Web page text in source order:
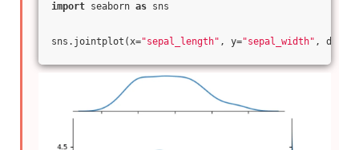
import seaborn as sns
sns.jointplot(x="sepal_length" , y="sepal_width" ,